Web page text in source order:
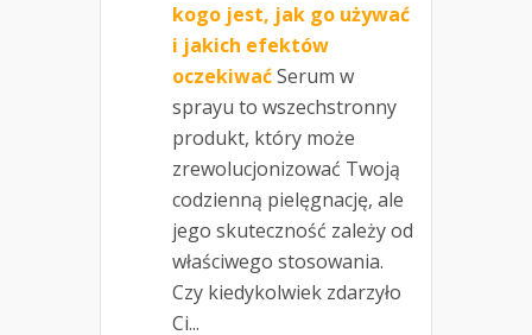
kogo jest, jak go używać
i jakich efektów
oczekiwaćSerum w
sprayu to wszechstronny
produkt, który może
zrewolucjonizować Twoją
codzienną pielęgnację, ale
jego skuteczność zależy od
właściwego stosowania.
Czy kiedykolwiek zdarzyło
Ci...